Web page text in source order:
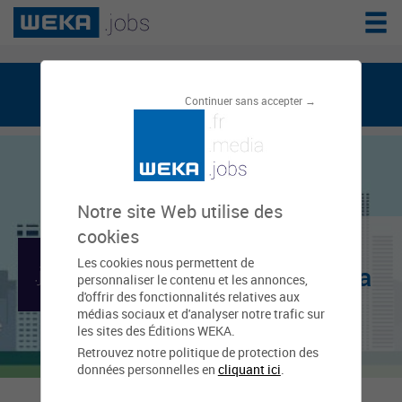
Continuer sans accepter →
Notre site Web utilise des
cookies
Les cookies nous permettent de
personnaliser le contenu et les annonces,
d'offrir des fonctionnalités relatives aux
médias sociaux et d'analyser notre trafic sur
les sites des Éditions WEKA.
Retrouvez notre politique de protection des
données personnelles en cliquant ici.
weka.jobs, le réseau de l'emploi public
Communauté
d'Agglomération de la
Région de Château
Thierry